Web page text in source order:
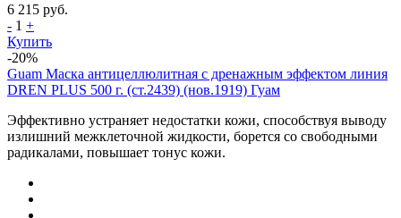
6 215 руб.
- 1 +
Купить
-20%
Guam Маска антицеллюлитная с дренажным эффектом линия
DREN PLUS 500 г. (ст.2439) (нов.1919) Гуам
Эффективно устраняет недостатки кожи, способствуя выводу
излишний межклеточной жидкости, борется со свободными
радикалами, повышает тонус кожи.